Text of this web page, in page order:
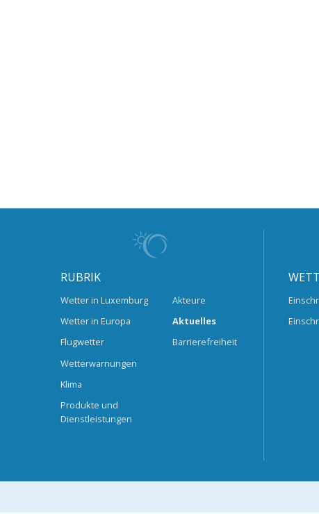
RUBRIK
Wetter in Luxemburg
Wetter in Europa
Flugwetter
Wetterwarnungen
Klima
Produkte und
Dienstleistungen
Akteure
Aktuelles
Barrierefreiheit